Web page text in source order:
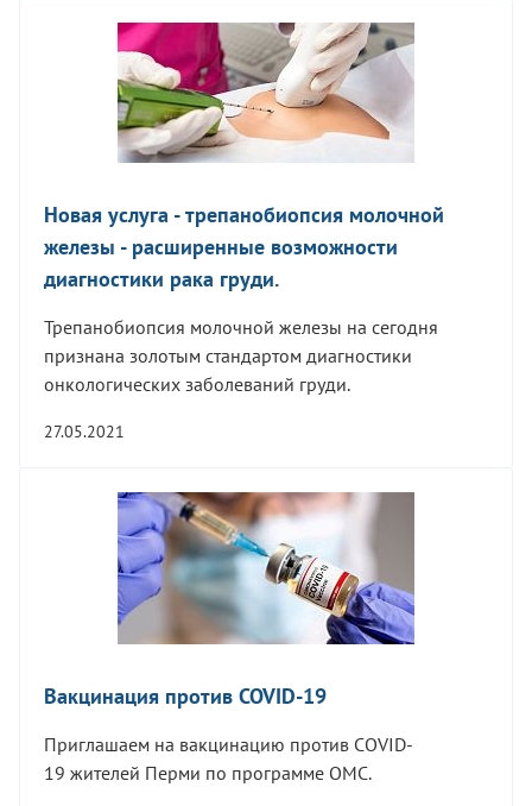
Новая услуга - трепанобиопсия молочной
железы - расширенные возможности
диагностики рака груди.
Трепанобиопсия молочной железы на сегодня
признана золотым стандартом диагностики
онкологических заболеваний груди.
27.05.2021
Вакцинация против COVID-19
Приглашаем на вакцинацию против COVID-
19 жителей Перми по программе ОМС.